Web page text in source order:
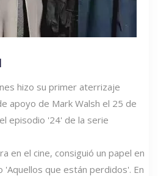
hizo su primer aterrizaje
apoyo de Mark Walsh el 25 de
episodio '24' de la serie
en el cine, consiguió un papel en
que están perdidos'. En